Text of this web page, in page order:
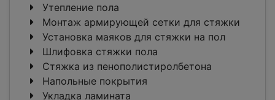
Утепление пола
Монтаж армирующей сетки для стяжки
Установка маяков для стяжки на пол
Шлифовка стяжки пола
Стяжка из пенополистиролбетона
Напольные покрытия
Укладка ламината